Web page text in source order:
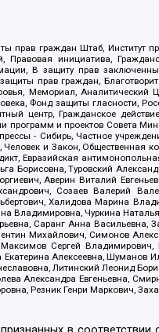
прав граждан Штаб, Институт
инициатива,
В защиту прав
прав граждан,
Мемориал,
Фонд защиты гласности,
центр, Гражданское
и проектов Совета
- Сибирь, Частное
и Закон, Общественная
Евразийская
Туровский
Аверин Виталий
Созаев Валерий
Халидова Марина
Владимировна, Чуркина
Саранг Анна Васильевна,
Михайлович, Симонов
Сергей Владимирович,
Алексеевна, Шуманов
Литинский Леонид
Александра Евгеньевна,
Резник Генри Маркович,